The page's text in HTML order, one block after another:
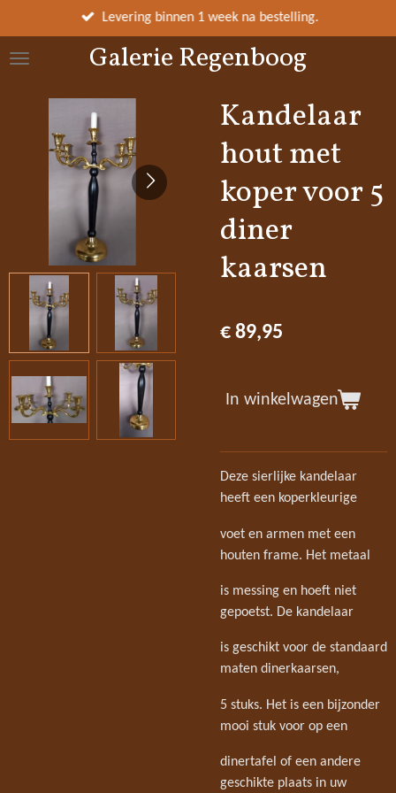
direct
naar
hoofdinhoud
Galerie Regenboog
Levering binnen 1 week na bestelling.
Kandelaar
hout met
koper voor 5
diner
kaarsen
€ 89,95
In winkelwagen
Deze sierlijke kandelaar
heeft een koperkleurige
voet en armen met een
houten frame. Het metaal
is messing en hoeft niet
gepoetst. De kandelaar
is geschikt voor de standaard
maten dinerkaarsen,
5 stuks. Het is een bijzonder
mooi stuk voor op een
dinertafel of een andere
geschikte plaats in uw